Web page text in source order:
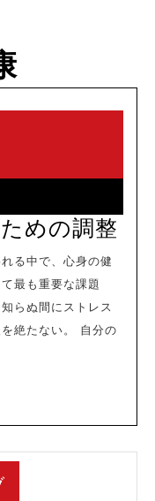
めの調整
最も重要な課題
らぬ間にストレス
絶たない。 自分の